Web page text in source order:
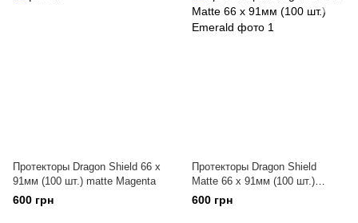
Протекторы Dragon Shield 66 x
91мм (100 шт.) matte Magenta
600 грн
Протекторы Dragon Shield
Matte 66 x 91мм (100 шт.)
Emerald
600 грн